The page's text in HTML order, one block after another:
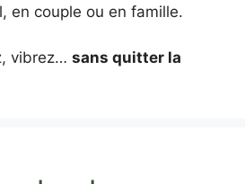
en couple ou en famille.
vibrez… sans quitter la